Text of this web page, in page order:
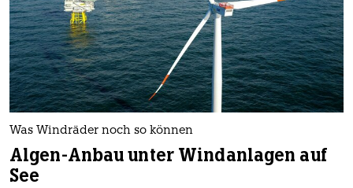
Was Windräder noch so können
Algen-Anbau unter Windanlagen auf
See